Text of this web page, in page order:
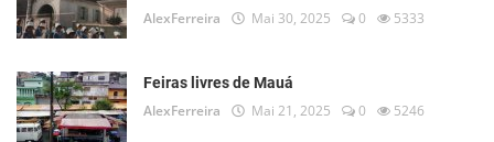
AlexFerreira Mai 30, 2025 0 5333
Feiras livres de Mauá
AlexFerreira Mai 21, 2025 0 5246